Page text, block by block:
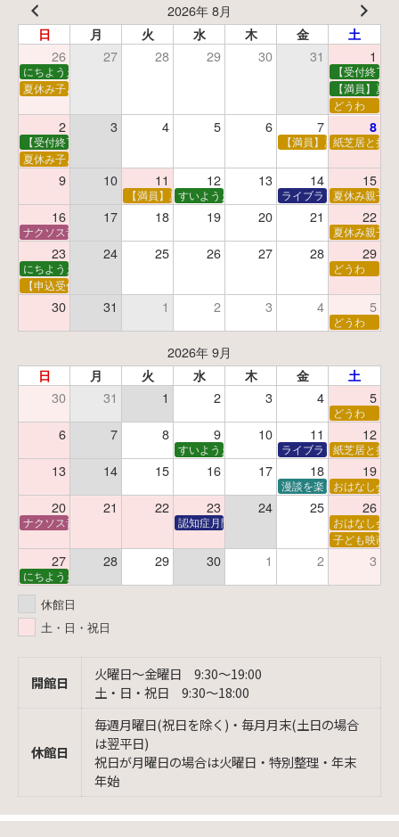
2026年 8月
日 月 火 水 木 金 土
26 27 28 29 30 31 1
にちようえほん
【受付終了
夏休み子ども映画会
【満員】夏
どうわ
2 3 4 5 6 7 8
【受付終了】親子で挑戦！調べ学習ワークショップ 【満員】夏休み科学あ
紙芝居と折
夏休み子ども平和映画会
9 10 11 12 13 14 15
【満員】夏休みおはなし工作会
すいようえほん ライブラリーシアター
夏休み親子
16 17 18 19 20 21 22
ナクソス音楽会 第5回 NHK交響楽団創立100年 夏休み親子
23 24 25 26 27 28 29
にちようえほん
どうわ
【申込受付中】ゆうべのこわ～いおはなし会
30 31 1 2 3 4 5
どうわ
2026年 9月
日 月 火 水 木 金 土
30 31 1 2 3 4 5
どうわ
6 7 8 9 10 11 12
すいようえほん ライブラリーシアター
紙芝居と折
13 14 15 16 17 18 19
漫談を楽しむ会 ～漫談
おはなし会
20 21 22 23 24 25 26
ナクソス音楽会 第6回 宇宙を感じるクラシック認知症月間 特別映画会「調査屋マオさんの恋
おはなし会
子ども映画会
27 28 29 30 1 2 3
にちようえほん
休館日
土・日・祝日
開館日
火曜日〜金曜日 9:30〜19:00
土・日・祝日 9:30〜18:00
休館日
毎週月曜日(祝日を除く)・毎月月末(土日の場合
は翌平日)
祝日が月曜日の場合は火曜日・特別整理・年末
年始